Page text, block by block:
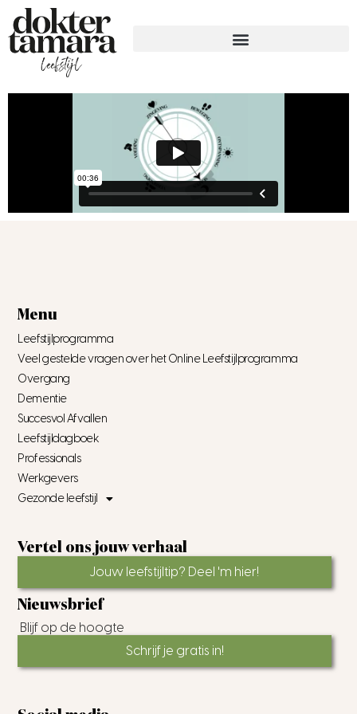
Menu
Leefstijlprogramma
Veel gestelde vragen over het Online Leefstijlprogramma
Overgang
Dementie
Succesvol Afvallen
Leefstijldagboek
Professionals
Werkgevers
Gezonde leefstijl
Vertel ons jouw verhaal
Jouw leefstijltip? Deel 'm hier!
Nieuwsbrief
Blijf op de hoogte
Schrijf je gratis in!